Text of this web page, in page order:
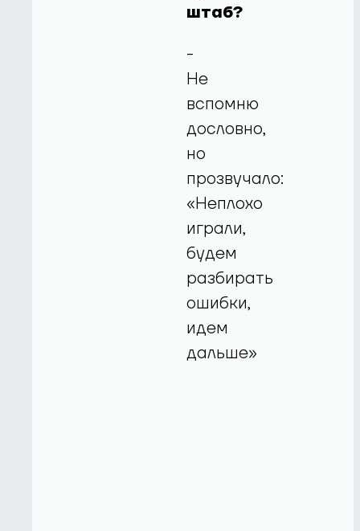
штаб?
-
Не
вспомню
дословно,
но
прозвучало:
«Неплохо
играли,
будем
разбирать
ошибки,
идем
дальше»